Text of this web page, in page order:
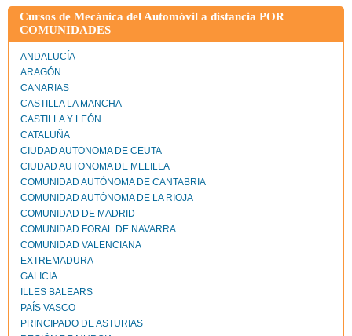
Cursos de Mecánica del Automóvil a distancia POR
COMUNIDADES
ANDALUCÍA
ARAGÓN
CANARIAS
CASTILLA LA MANCHA
CASTILLA Y LEÓN
CATALUÑA
CIUDAD AUTONOMA DE CEUTA
CIUDAD AUTONOMA DE MELILLA
COMUNIDAD AUTÓNOMA DE CANTABRIA
COMUNIDAD AUTÓNOMA DE LA RIOJA
COMUNIDAD DE MADRID
COMUNIDAD FORAL DE NAVARRA
COMUNIDAD VALENCIANA
EXTREMADURA
GALICIA
ILLES BALEARS
PAÍS VASCO
PRINCIPADO DE ASTURIAS